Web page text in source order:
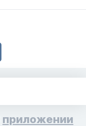
приложении